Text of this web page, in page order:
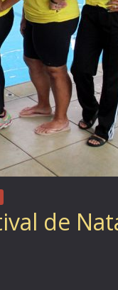
de